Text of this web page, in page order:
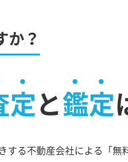
か？
定と鑑定
する不動産会社による「